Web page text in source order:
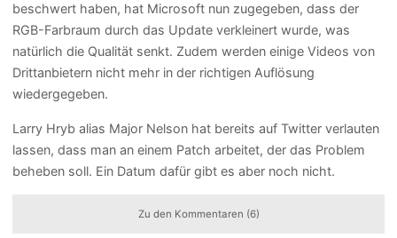
beschwert haben, hat Microsoft nun zugegeben, dass der
RGB-Farbraum durch das Update verkleinert wurde, was
natürlich die Qualität senkt. Zudem werden einige Videos von
Drittanbietern nicht mehr in der richtigen Auflösung
wiedergegeben.
Larry Hryb alias Major Nelson hat bereits auf Twitter verlauten
lassen, dass man an einem Patch arbeitet, der das Problem
beheben soll. Ein Datum dafür gibt es aber noch nicht.
Zu den Kommentaren (6)